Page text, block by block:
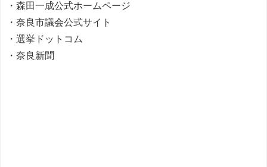
・森田一成公式ホームページ
・奈良市議会公式サイト
・選挙ドットコム
・奈良新聞